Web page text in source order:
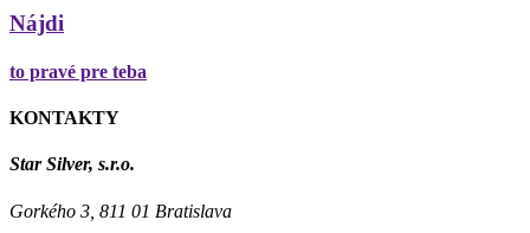
Nájdi
to pravé pre teba
KONTAKTY
Star Silver, s.r.o.
Gorkého 3, 811 01 Bratislava